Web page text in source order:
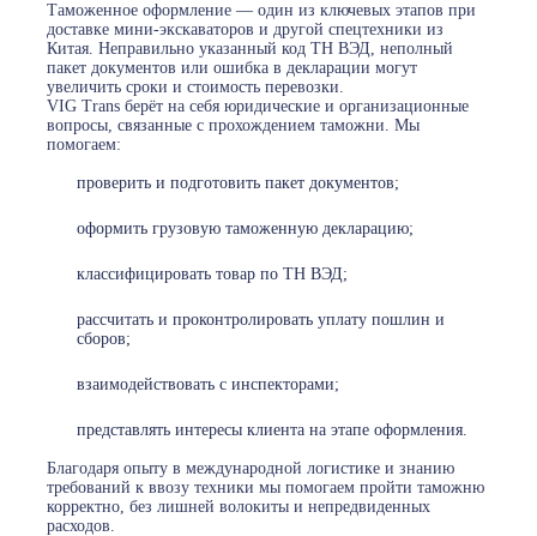
Таможенное оформление — один из ключевых этапов при
доставке мини-экскаваторов и другой спецтехники из
Китая. Неправильно указанный код ТН ВЭД, неполный
пакет документов или ошибка в декларации могут
увеличить сроки и стоимость перевозки.
VIG Trans берёт на себя юридические и организационные
вопросы, связанные с прохождением таможни. Мы
помогаем:
проверить и подготовить пакет документов;
оформить грузовую таможенную декларацию;
классифицировать товар по ТН ВЭД;
рассчитать и проконтролировать уплату пошлин и
сборов;
взаимодействовать с инспекторами;
представлять интересы клиента на этапе оформления.
Благодаря опыту в международной логистике и знанию
требований к ввозу техники мы помогаем пройти таможню
корректно, без лишней волокиты и непредвиденных
расходов.